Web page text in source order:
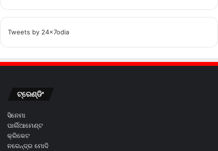
Tweets by 24x7odia
ଟ୍ରେଣ୍ଡିଂ
ସିନେମା
ପାର୍ଲିଆମେଣ୍ଟ
କ୍ରିକେଟ
ନରେନ୍ଦ୍ର ମୋଦି